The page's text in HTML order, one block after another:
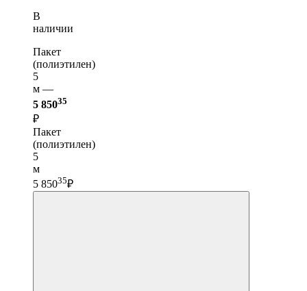
В
наличии
Пакет
(полиэтилен)
5
м —
5 85035
₽
Пакет
(полиэтилен)
5
м
5 85035₽